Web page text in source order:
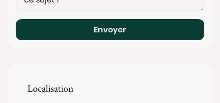
Envoyer
Localisation